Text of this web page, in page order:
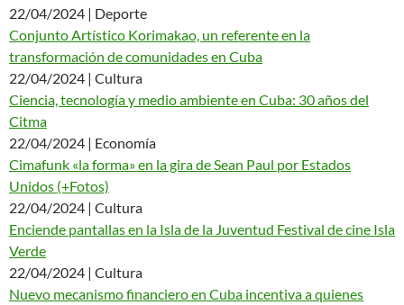
22/04/2024 | Deporte
Conjunto Artístico Korimakao, un referente en la
transformación de comunidades en Cuba
22/04/2024 | Cultura
Ciencia, tecnología y medio ambiente en Cuba: 30 años del
Citma
22/04/2024 | Economía
Cimafunk «la forma» en la gira de Sean Paul por Estados
Unidos (+Fotos)
22/04/2024 | Cultura
Enciende pantallas en la Isla de la Juventud Festival de cine Isla
Verde
22/04/2024 | Cultura
Nuevo mecanismo financiero en Cuba incentiva a quienes